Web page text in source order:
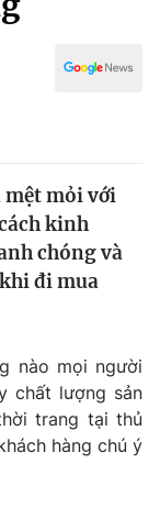
mệt mỏi với
kinh
chóng và
đi mua
nào mọi người
chất lượng sản
trang tại thủ
hàng chú ý